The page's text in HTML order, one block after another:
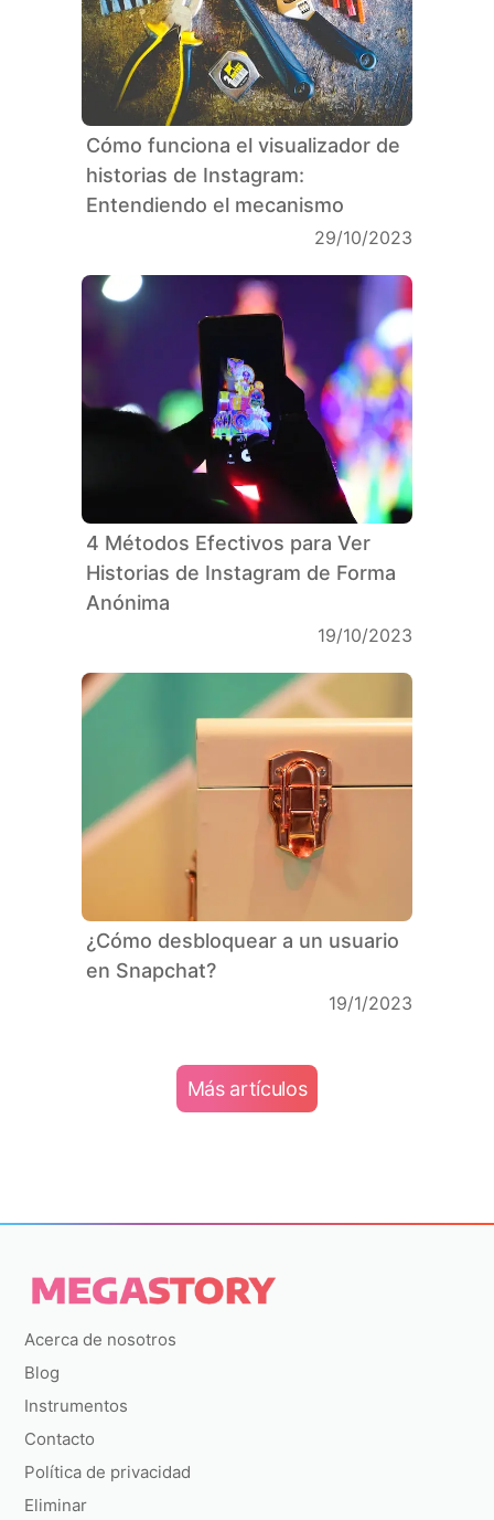
Cómo funciona el visualizador de
historias de Instagram:
Entendiendo el mecanismo
29/10/2023
4 Métodos Efectivos para Ver
Historias de Instagram de Forma
Anónima
19/10/2023
¿Cómo desbloquear a un usuario
en Snapchat?
19/1/2023
Más artículos
Acerca de nosotros
Blog
Instrumentos
Contacto
Política de privacidad
Eliminar